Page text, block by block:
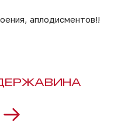
аплодисментов!!